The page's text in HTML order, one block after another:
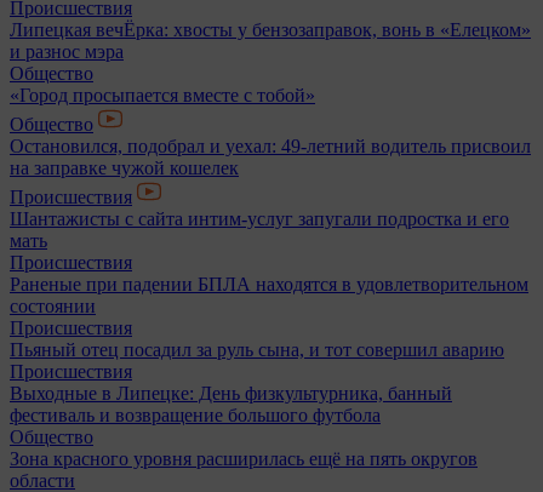
Происшествия
Липецкая вечЁрка: хвосты у бензозаправок, вонь в «Елецком»
и разнос мэра
Общество
«Город просыпается вместе с тобой»
Общество
Остановился, подобрал и уехал: 49-летний водитель присвоил
на заправке чужой кошелек
Происшествия
Шантажисты с сайта интим-услуг запугали подростка и его
мать
Происшествия
Раненые при падении БПЛА находятся в удовлетворительном
состоянии
Происшествия
Пьяный отец посадил за руль сына, и тот совершил аварию
Происшествия
Выходные в Липецке: День физкультурника, банный
фестиваль и возвращение большого футбола
Общество
Зона красного уровня расширилась ещё на пять округов
области